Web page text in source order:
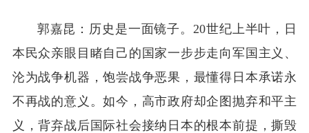
郭嘉昆：历史是一面镜子。20世纪上半叶，日
本民众亲眼目睹自己的国家一步步走向军国主义、
沦为战争机器，饱尝战争恶果，最懂得日本承诺永
不再战的意义。如今，高市政府却企图抛弃和平主
义，背弃战后国际社会接纳日本的根本前提，撕毁